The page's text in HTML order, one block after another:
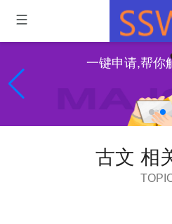
一键申请,帮你
古文 相